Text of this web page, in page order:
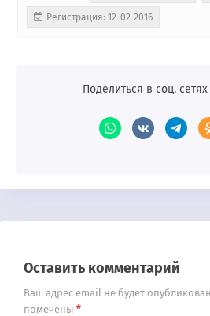
Регистрация: 12-02-2016
Поделиться в соц.
Оставить комментарий
Ваш адрес email не будет
помечены *